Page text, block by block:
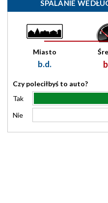
SPALANIE
Miasto
b.d.
Czy poleciłbyś to auto?
Tak
Nie